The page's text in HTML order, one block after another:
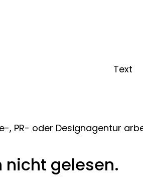
Text
, PR- oder Designagentur
nicht gelesen.